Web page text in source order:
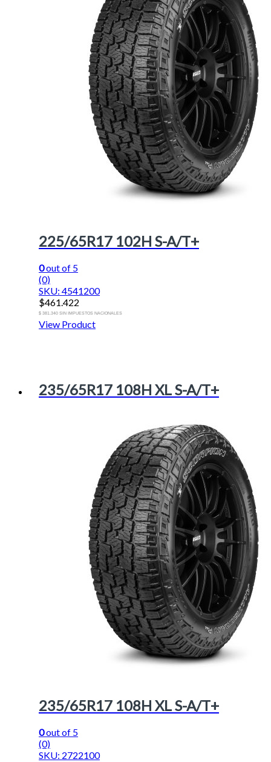
225/65R17 102H S-A/T+
0out of 5
(0)
SKU: 4541200
$461.422
$ 381.340 SIN IMPUESTOS NACIONALES
View Product
235/65R17 108H XL S-A/T+
235/65R17 108H XL S-A/T+
0out of 5
(0)
SKU: 2722100